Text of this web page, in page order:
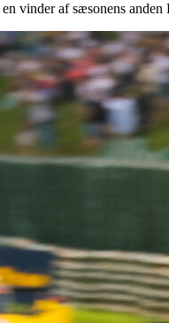
vinder af sæsonens